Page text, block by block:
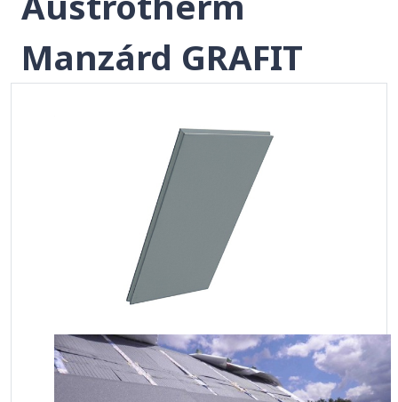
Manzárd GRAFIT